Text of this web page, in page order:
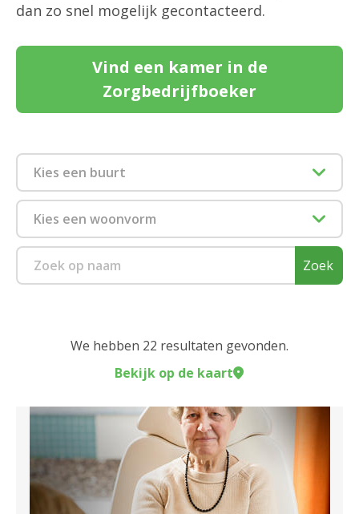
dan zo snel mogelijk gecontacteerd.
Vind een kamer in de
Zorgbedrijfboeker
Kies een buurt
2040 Berendrecht
2050 Antwerpen-Linkeroever
2100 Deurne
2140 Borgerhout
2170 Merksem
2180 Ekeren
2600 Berchem
Kies een woonvorm
Kortverblijf
Sluiten
Zoek
We hebben 22 resultaten gevonden.
Bekijk op de kaart